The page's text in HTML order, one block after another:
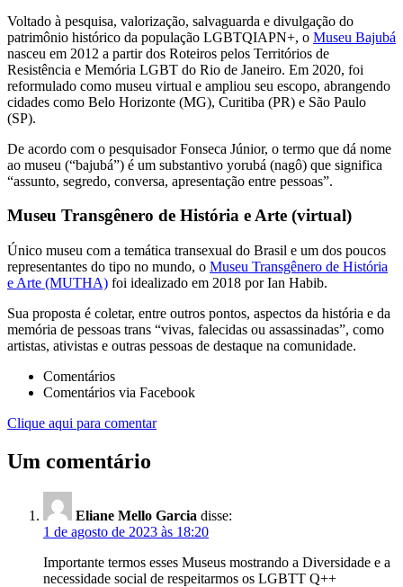
Voltado à pesquisa, valorização, salvaguarda e divulgação do
patrimônio histórico da população LGBTQIAPN+, o Museu Bajubá
nasceu em 2012 a partir dos Roteiros pelos Territórios de
Resistência e Memória LGBT do Rio de Janeiro. Em 2020, foi
reformulado como museu virtual e ampliou seu escopo, abrangendo
cidades como Belo Horizonte (MG), Curitiba (PR) e São Paulo
(SP).
De acordo com o pesquisador Fonseca Júnior, o termo que dá nome
ao museu (“bajubá”) é um substantivo yorubá (nagô) que significa
“assunto, segredo, conversa, apresentação entre pessoas”.
Museu Transgênero de História e Arte (virtual)
Único museu com a temática transexual do Brasil e um dos poucos
representantes do tipo no mundo, o Museu Transgênero de História
e Arte (MUTHA) foi idealizado em 2018 por Ian Habib.
Sua proposta é coletar, entre outros pontos, aspectos da história e da
memória de pessoas trans “vivas, falecidas ou assassinadas”, como
artistas, ativistas e outras pessoas de destaque na comunidade.
Comentários
Comentários via Facebook
Clique aqui para comentar
Um comentário
Eliane Mello Garcia disse:
1 de agosto de 2023 às 18:20
Importante termos esses Museus mostrando a Diversidade e a
necessidade social de respeitarmos os LGBTT Q++